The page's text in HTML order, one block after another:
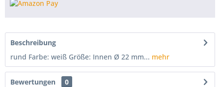
Beschreibung
rund Farbe: weiß Größe: Innen Ø 22 mm... mehr
Bewertungen
0